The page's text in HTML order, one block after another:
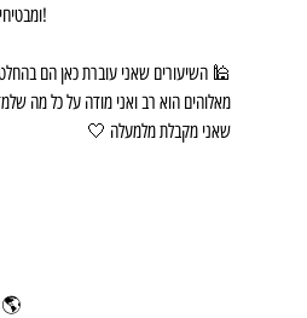
ומבטיחים את הגעתי לארץ המובטחת!
🕌 השיעורים שאני עוברת כאן הם
מאלוהים הוא רב ואני מודה על כל מה
שאני מקבלת מלמעלה 🤍
🌎